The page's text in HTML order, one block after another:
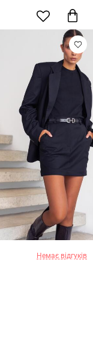
Немає відгуків